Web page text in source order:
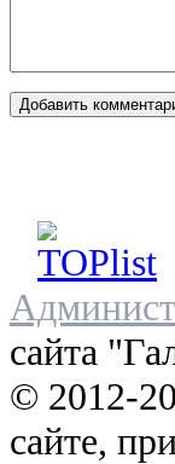
сайта
© 2012-
сайте,